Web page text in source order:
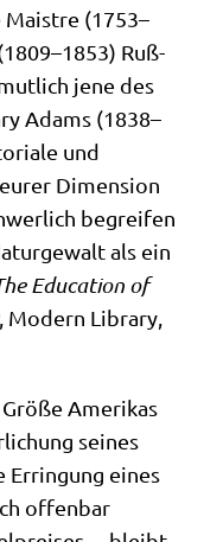
(1753–
Ruß­
jene des
Adams (1838–
und
Dimen­si­on
begrei­fen
als ein
Edu­ca­ti­on of
, Modern Libra­ry,
Ame­ri­kas
sei­nes
Errin­gung eines
offen­bar